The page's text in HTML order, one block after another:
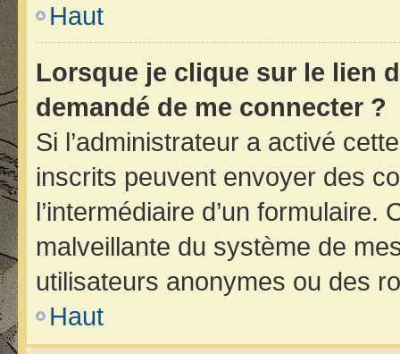
Haut
Lorsque je clique sur le lien
demandé de me connecter ?
Si l’administrateur a activé
inscrits peuvent envoyer des
l’intermédiaire d’un
malveillante du système de
utilisateurs anonymes ou des
Haut